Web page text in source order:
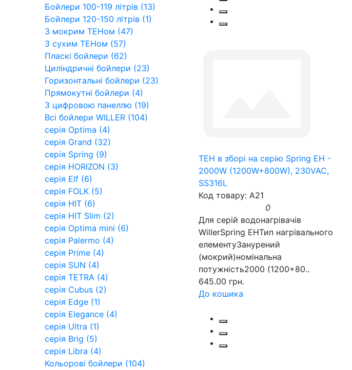
Бойлери 100-119 літрів (13)
Бойлери 120-150 літрів (1)
З мокрим ТЕНом (47)
З сухим ТЕНом (57)
Пласкі бойлери (62)
Циліндричні бойлери (23)
Горизонтальні бойлери (23)
Прямокутні бойлери (4)
З цифровою панеллю (19)
Всі бойлери WILLER (104)
серія Optima (4)
серія Grand (32)
серія Spring (9)
cерія HORIZON (3)
серія Elf (6)
серія FOLK (5)
серія HIT (6)
серія HIT Slim (2)
серія Optima mini (6)
серія Palermo (4)
серія Prime (4)
серія SUN (4)
серія TETRA (4)
серія Cubus (2)
серія Edge (1)
серія Elegance (4)
серія Ultra (1)
серія Brig (5)
серія Libra (4)
Кольорові бойлери (104)
ТЕН в зборі на серію Spring EH -
2000W (1200W+800W), 230VAC,
SS316L
Код товару: A21
0
Для серій водонагрівачів
WillerSpring EHТип нагрівального
елементуЗанурений
(мокрий)номінальна
потужність2000 (1200+80..
645.00 грн.
До кошика